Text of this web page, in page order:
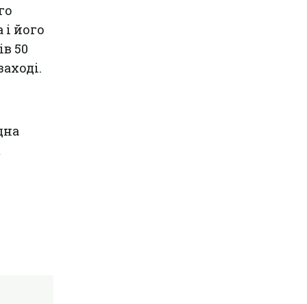
його
50